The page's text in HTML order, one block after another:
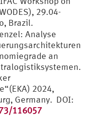
29.04-
Brazil.
Analyse
an
2024,
Germany. DOI:
116057